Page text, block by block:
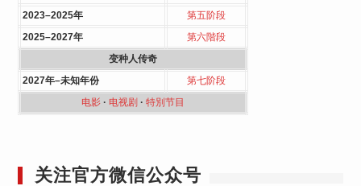
2023–2025年
第五阶段
2025–2027年
第六階段
变种人传奇
2027年–未知年份
第七阶段
电影· 电视剧 · 特別节目
关注官方微信公众号